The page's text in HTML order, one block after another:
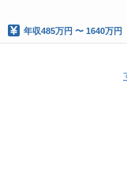
年収485万円 〜 1640万円